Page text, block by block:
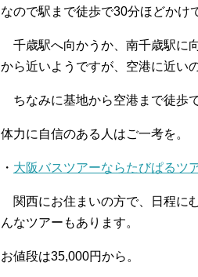
なので駅まで徒歩で30分ほどかけ
千歳駅へ向かうか、南千歳駅に
から近いようですが、空港に近い
ちなみに基地から空港まで徒歩
体力に自信のある人はご一考を。
・ 大阪バスツアーならたびぱるツ
関西にお住まいの方で、日程に
んなツアーもあります。
お値段は35,000円から。